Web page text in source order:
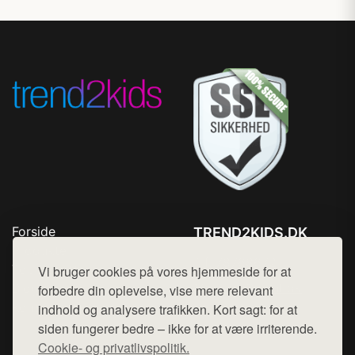
Vi bruger cookies på vores hjemmeside for at
forbedre din oplevelse, vise mere relevant
indhold og analysere trafikken. Kort sagt: for at
siden fungerer bedre – ikke for at være irriterende.
Cookie- og privatlivspolitik.
Forside
Top Rabatter
Blog
Kontakt
TREND2KIDS.DK
Mail: hej@want.dk
Cookie- og privatlivspolitik